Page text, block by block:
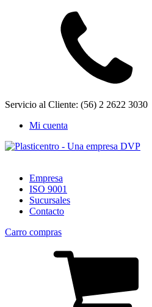
Servicio al Cliente: (56) 2 2622 3030
Mi cuenta
Empresa
ISO 9001
Sucursales
Contacto
Carro compras